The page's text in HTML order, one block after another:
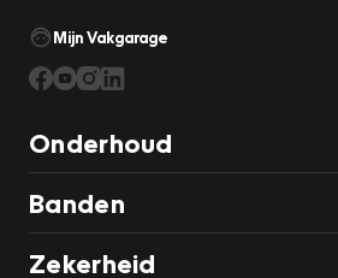
Mijn Vakgarage
Onderhoud
Banden
Zekerheid